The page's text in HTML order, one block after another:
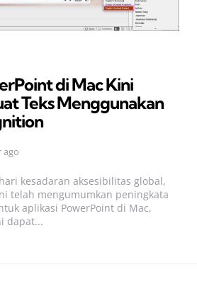
di Mac Kini
Teks Menggunakan
ago
kesadaran aksesibilitas global,
telah mengumumkan peningkata
aplikasi PowerPoint di Mac,
dapat...